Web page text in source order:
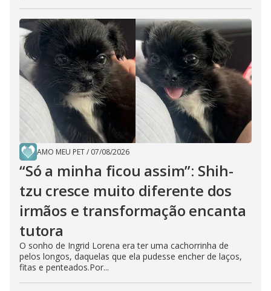
AMO MEU PET/ 07/08/2026
“Só a minha ficou assim”: Shih-
tzu cresce muito diferente dos
irmãos e transformação encanta
tutora
O sonho de Ingrid Lorena era ter uma cachorrinha de
pelos longos, daquelas que ela pudesse encher de laços,
fitas e penteados.Por...